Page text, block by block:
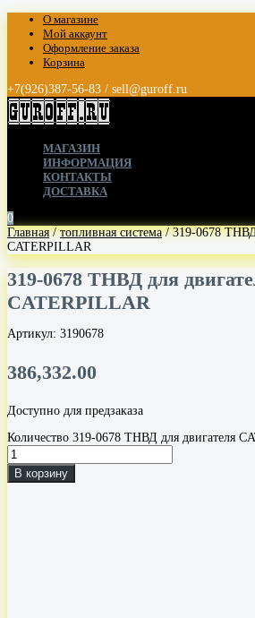
О магазине
Мой аккаунт
Оформление заказа
Корзина
+7(926)387-56-83 / sell@guroff.ru
МАГАЗИН
ИНФОРМАЦИЯ
КОНТАКТЫ
ДОСТАВКА
0
Главная/топливная система/ 319-0678 ТНВД
CATERPILLAR
319-0678 ТНВД для
CATERPILLAR
Артикул: 3190678
386,332.00
Доступно для предзаказа
Количество 319-0678 ТНВД для двигателя
В корзину